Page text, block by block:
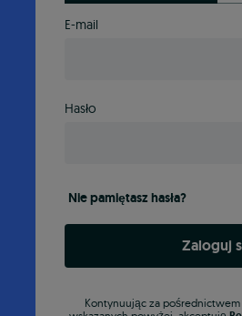
E-mail
Hasło
Nie pamiętasz hasła?
Zaloguj
Kontynuując za